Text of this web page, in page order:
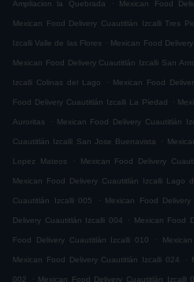
Ampliacion la Quebrada Mexican Food
Mexican Food Delivery Cuautitlán Izcalli Tres
Izcalli Valle de las Flores . Mexican Food
Mexican Food Delivery Cuautitlán Izcalli San
Izcalli Colinas del Lago . Mexican Food
Food Delivery Cuautitlán Izcalli La Piedad .
Auroritas . Mexican Food Delivery Cuautitlán
Cuautitlán Izcalli San Jose Buenavista .
Lopez Mateos . Mexican Food Delivery
Mexican Food Delivery Cuautitlán Izcalli Lago
Cuautitlán Izcalli 005 . Mexican Food
Delivery Cuautitlán Izcalli 004 . Mexican Food
Food Delivery Cuautitlán Izcalli 010 .
Mexican Food Delivery Cuautitlán Izcalli 024 .
002 . Mexican Food Delivery Cuautitlán Izcalli